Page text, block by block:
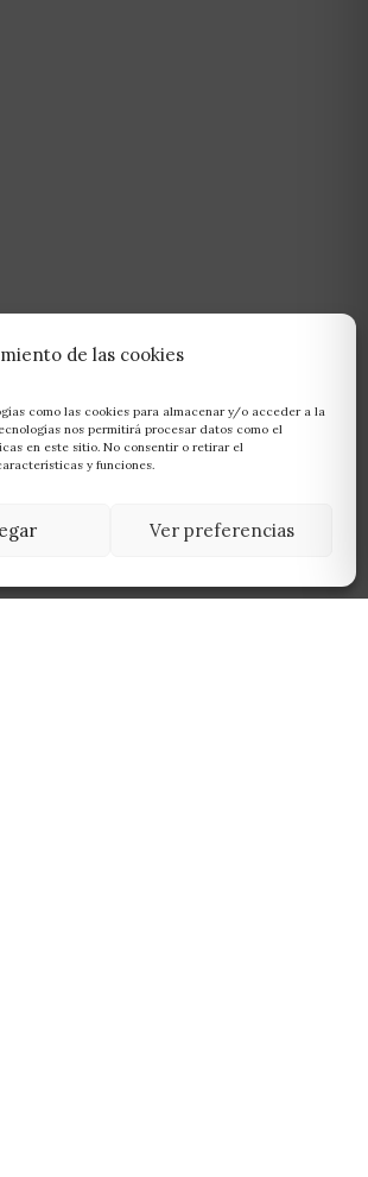
de las cookies
como las cookies para almacenar y/o acceder a la
nos permitirá procesar datos como el
en este sitio. No consentir o retirar el
y funciones.
Ver preferencias